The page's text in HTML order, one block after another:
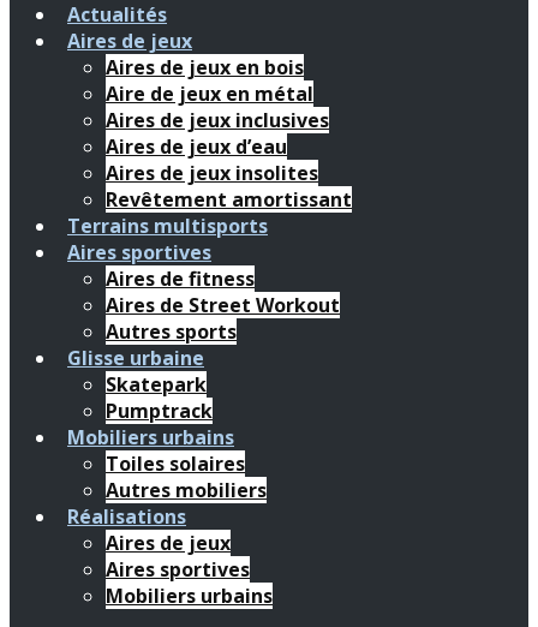
Actualités
Aires de jeux
Aires de jeux en bois
Aire de jeux en métal
Aires de jeux inclusives
Aires de jeux d’eau
Aires de jeux insolites
Revêtement amortissant
Terrains multisports
Aires sportives
Aires de fitness
Aires de Street Workout
Autres sports
Glisse urbaine
Skatepark
Pumptrack
Mobiliers urbains
Toiles solaires
Autres mobiliers
Réalisations
Aires de jeux
Aires sportives
Mobiliers urbains